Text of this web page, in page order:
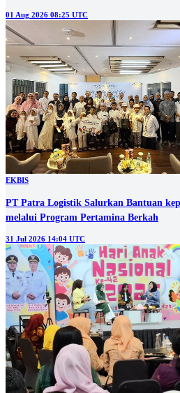
01 Aug 2026 08:25 UTC
EKBIS
PT Patra Logistik Salurkan Bantuan
melalui Program Pertamina Berkah
31 Jul 2026 14:04 UTC